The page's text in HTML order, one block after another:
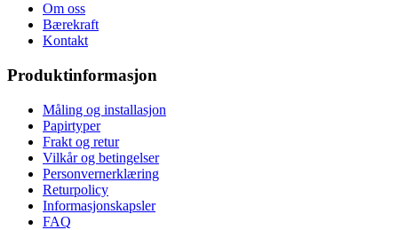
Om oss
Bærekraft
Kontakt
Produktinformasjon
Måling og installasjon
Papirtyper
Frakt og retur
Vilkår og betingelser
Personvernerklæring
Returpolicy
Informasjonskapsler
FAQ